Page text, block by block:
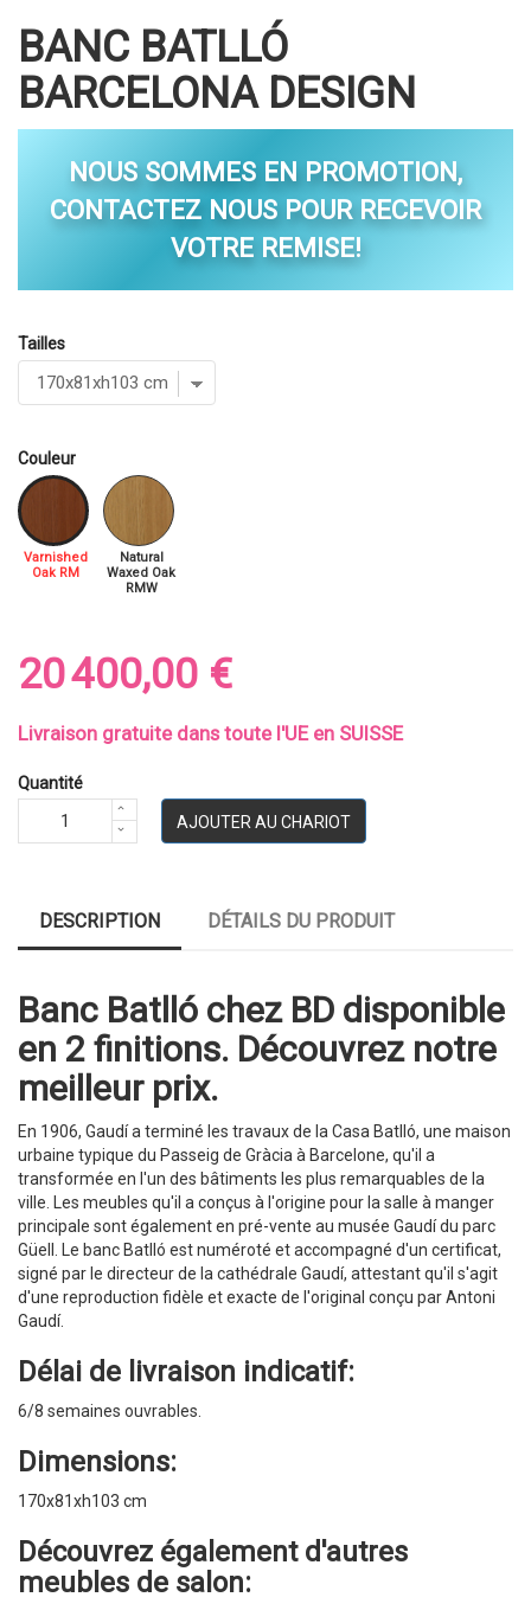
BANC BATLLÓ
BARCELONA DESIGN
NOUS SOMMES EN PROMOTION,
CONTACTEZ NOUS POUR RECEVOIR
VOTRE REMISE!
Tailles
Couleur
Varnished
Oak RM
Natural
Waxed Oak
RMW
20 400,00 €
Livraison gratuite dans toute l'UE en SUISSE
Quantité
AJOUTER AU CHARIOT
DESCRIPTION DÉTAILS DU PRODUIT
Banc Batlló chez BD disponible
en 2 finitions. Découvrez notre
meilleur prix.
En 1906, Gaudí a terminé les travaux de la Casa Batlló, une maison
urbaine typique du Passeig de Gràcia à Barcelone, qu'il a
transformée en l'un des bâtiments les plus remarquables de la
ville. Les meubles qu'il a conçus à l'origine pour la salle à manger
principale sont également en pré-vente au musée Gaudí du parc
Güell. Le banc Batlló est numéroté et accompagné d'un certificat,
signé par le directeur de la cathédrale Gaudí, attestant qu'il s'agit
d'une reproduction fidèle et exacte de l'original conçu par Antoni
Gaudí.
Délai de livraison indicatif:
6/8 semaines ouvrables.
Dimensions:
170x81xh103 cm
Découvrez également d'autres
meubles de salon: